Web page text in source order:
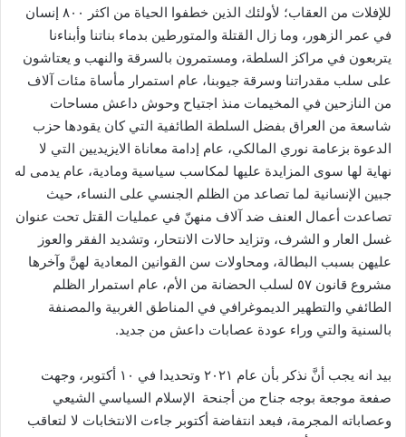
للإفلات من العقاب؛ لأولئك الذين خطفوا الحياة من اكثر ٨٠٠ إنسان
في عمر الزهور، وما زال القتلة والمتورطين بدماء بناتنا وأبناءنا
يتربعون في مراكز السلطة، ومستمرون بالسرقة والنهب و يعتاشون
على سلب مقدراتنا وسرقة جيوبنا، عام استمرار مأساة مئات آلاف
من النازحين في المخيمات منذ اجتياح وحوش داعش مساحات
شاسعة من العراق بفضل السلطة الطائفية التي كان يقودها حزب
الدعوة بزعامة نوري المالكي، عام إدامة معاناة الايزيديين التي لا
نهاية لها سوى المزايدة عليها لمكاسب سياسية ومادية، عام يدمى له
جبين الإنسانية لما تصاعد من الظلم الجنسي على النساء، حيث
تصاعدت أعمال العنف ضد آلاف منهنّ في عمليات القتل تحت عنوان
غسل العار و الشرف، وتزايد حالات الانتحار، وتشديد الفقر والعوز
عليهن بسبب البطالة، ومحاولات سن القوانين المعادية لهنَّ وآخرها
مشروع قانون ٥٧ لسلب الحضانة من الأم، عام استمرار الظلم
الطائفي والتطهير الديموغرافي في المناطق الغربية والمصنفة
بالسنية والتي وراء عودة عصابات داعش من جديد.
بيد انه يجب أنَّ نذكر بأن عام ٢٠٢١ وتحديدا في ١٠ أكتوبر، وجهت
صفعة موجعة بوجه جناح من أجنحة الإسلام السياسي الشيعي
وعصاباته المجرمة، فبعد انتفاضة أكتوبر جاءت الانتخابات لا لتعاقب